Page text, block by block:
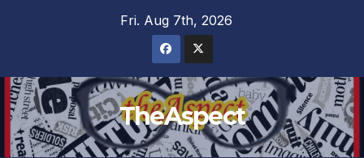
Fri. Aug 7th, 2026
TheAspect